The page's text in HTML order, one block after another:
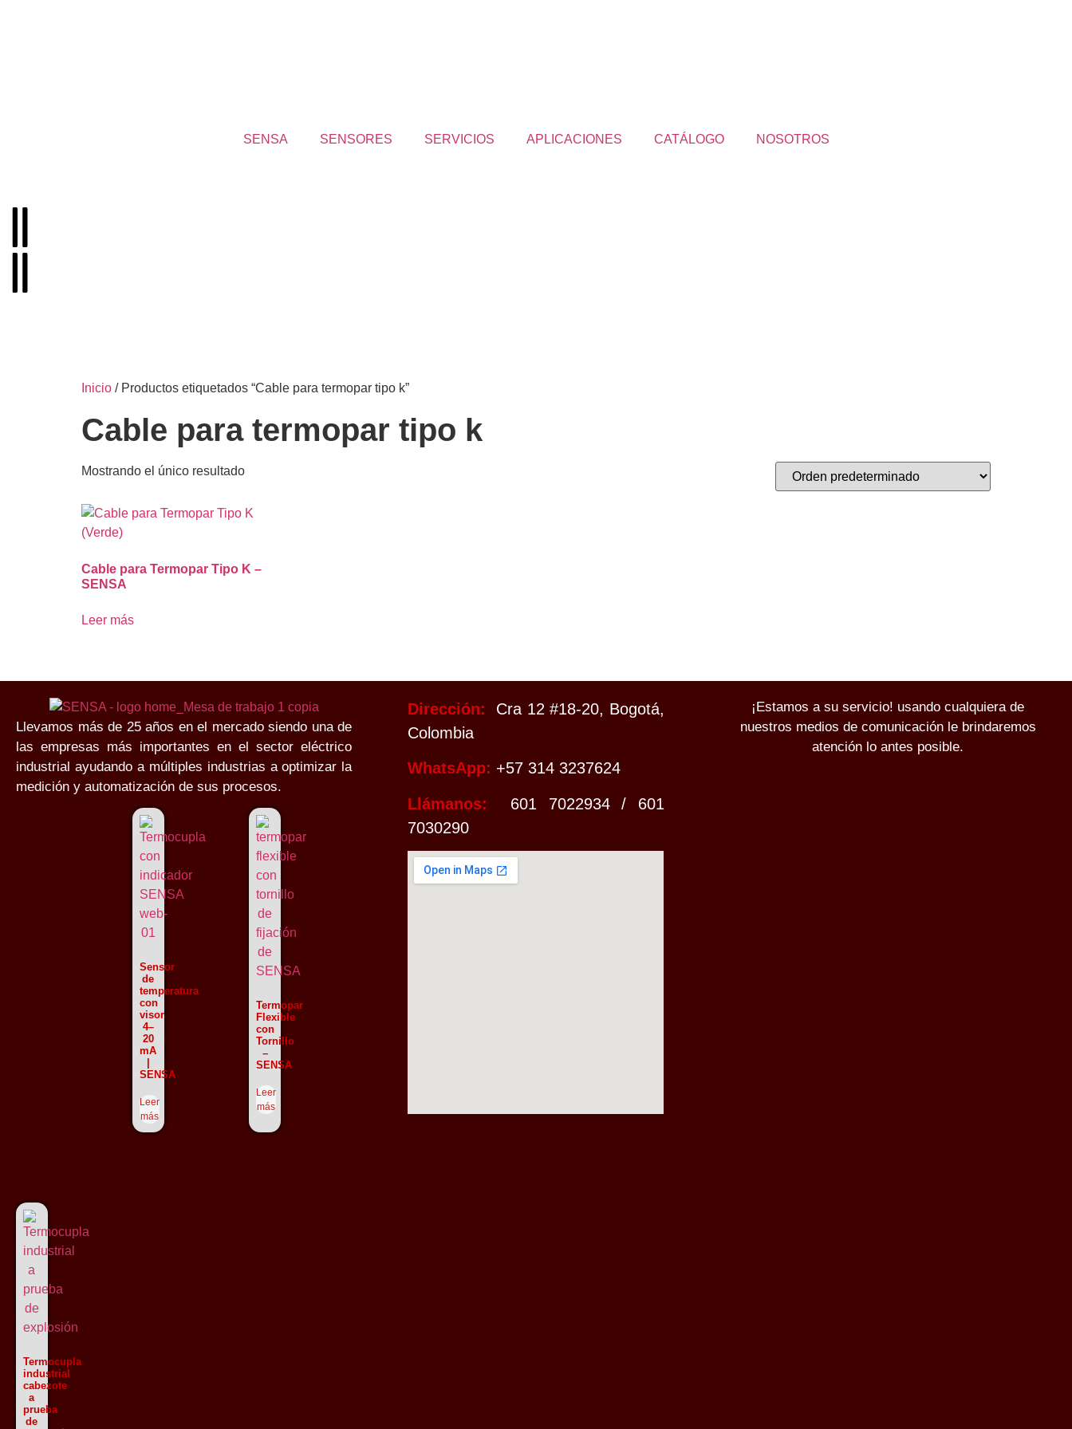
SENSA SENSORES SERVICIOS APLICACIONES CATÁLOGO NOSOTROS
Inicio / Productos etiquetados “Cable para termopar tipo k”
Cable para termopar tipo k
Mostrando el único resultado
Cable para Termopar Tipo K –
SENSA
Leer más
Llevamos más de 25 años en el mercado siendo una de
las empresas más importantes en el sector eléctrico
industrial ayudando a múltiples industrias a optimizar la
medición y automatización de sus procesos.
Sensor
de
temperatura
con
visor
4–
20
mA
|
SENSA
Leer
más
Termopar
Flexible
con
Tornillo
–
SENSA
Leer
más
Termocupla
industrial
cabezote
a
prueba
de
Dirección:
Cra 12 #18-20, Bogotá,
Colombia
WhatsApp: +57 314 3237624
Llámanos:
601 7022934 / 601
7030290
¡Estamos a su servicio! usando cualquiera de
nuestros medios de comunicación le brindaremos
atención lo antes posible.